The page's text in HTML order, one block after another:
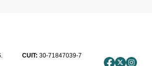
CUIT: 30-71847039-7